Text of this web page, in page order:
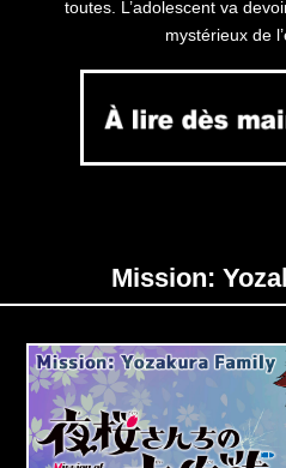
toutes. L’adolescent va
mystérieux de
Mission: